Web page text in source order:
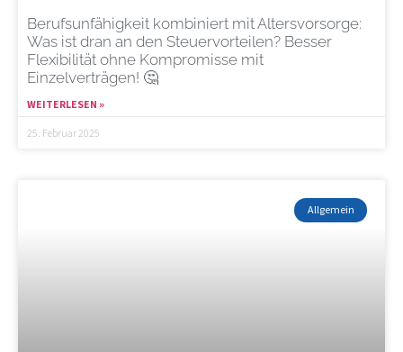
Berufsunfähigkeit kombiniert mit Altersvorsorge:
Was ist dran an den Steuervorteilen? Besser
Flexibilität ohne Kompromisse mit
Einzelverträgen! 🤔
WEITERLESEN »
25. Februar 2025
Allgemein